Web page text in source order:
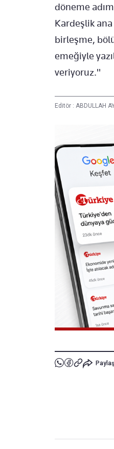
döneme
Kardeşlik
birleşme,
emeğiyle
veriyoruz."
Editör : ABDULLAH
Paylaş